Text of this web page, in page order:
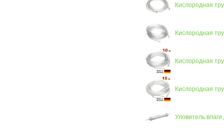
Кислородная
Кислородная
Кислородная
Кислородная
Уловитель